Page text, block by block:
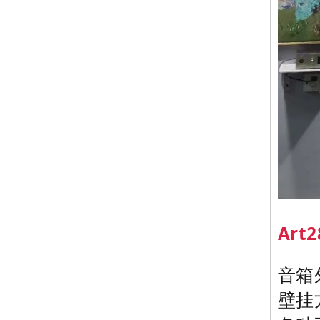
音箱
壁挂